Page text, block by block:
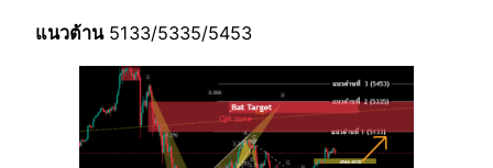
แนวต้าน5133/5335/5453